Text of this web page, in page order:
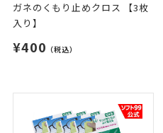
ガネのくもり止めクロス 【3枚
入り】
¥400 （税込）